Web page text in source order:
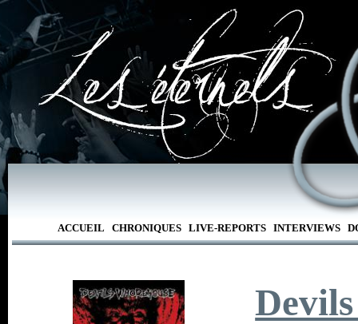
ACCUEIL CHRONIQUES LIVE-REPORTS INTERVIEWS